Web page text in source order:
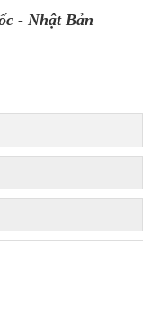
- Nhật Bản